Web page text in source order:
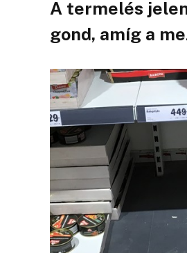
A termelés
gond, amíg a